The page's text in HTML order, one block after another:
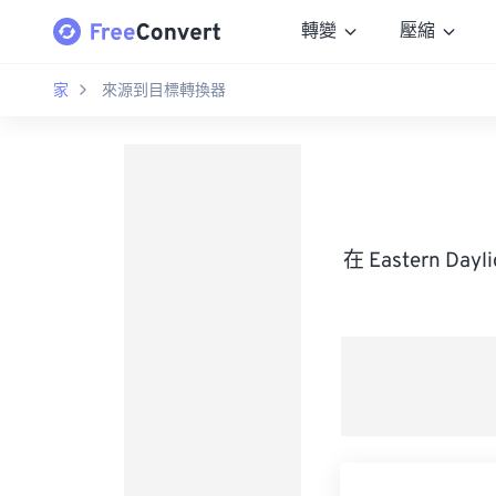
轉變 壓縮
家 來源到目標轉換器
在 Eastern